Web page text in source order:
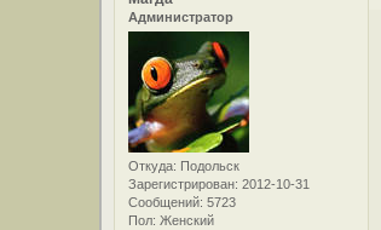
Администратор
Откуда: Подольск
Зарегистрирован: 2012-10-31
Сообщений: 5723
Пол: Женский